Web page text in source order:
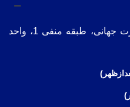
میدان فردوسی، مجتمع تجارت جهانی، طبقه منفی 1، واحد